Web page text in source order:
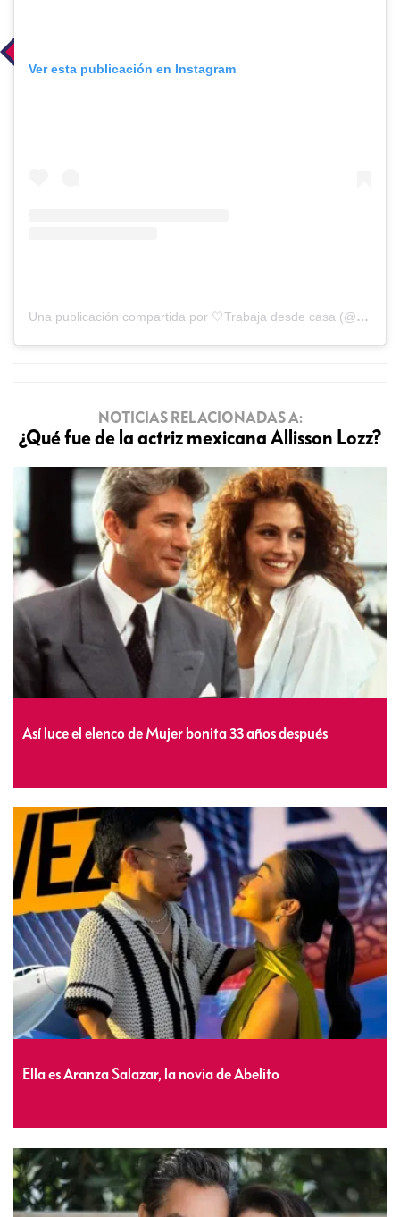
Ver esta publicación en Instagram
Una publicación compartida por 🤍Trabaja desde casa (@allisson.gtz)
NOTICIAS RELACIONADAS A:
¿Qué fue de la actriz mexicana Allisson Lozz?
Así luce el elenco de Mujer bonita 33 años después
Ella es Aranza Salazar, la novia de Abelito